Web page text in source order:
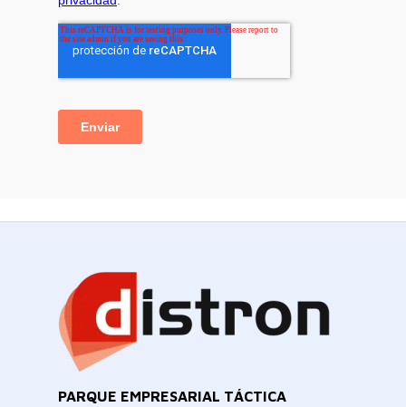
PARQUE EMPRESARIAL TÁCTICA